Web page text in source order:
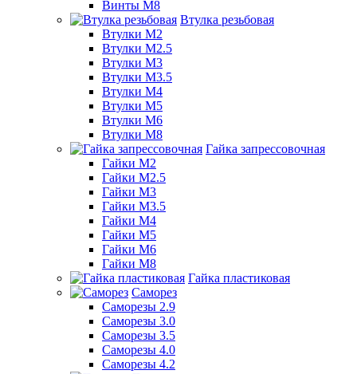
Винты М8
Втулка резьбовая
Втулки М2
Втулки М2.5
Втулки М3
Втулки М3.5
Втулки М4
Втулки М5
Втулки М6
Втулки М8
Гайка запрессовочная
Гайки М2
Гайки М2.5
Гайки М3
Гайки М3.5
Гайки М4
Гайки М5
Гайки М6
Гайки М8
Гайка пластиковая
Саморез
Саморезы 2.9
Саморезы 3.0
Саморезы 3.5
Саморезы 4.0
Саморезы 4.2